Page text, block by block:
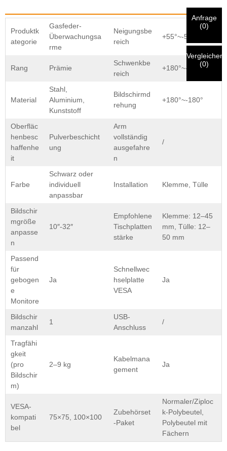
Produktk
ategorie
Gasfeder-
Überwachungsa
rme
Neigungsbe
reich
+55°~-5°
Rang Prämie
Schwenkbe
reich
+180°~-180°
Material
Stahl,
Aluminium,
Kunststoff
Bildschirmd
rehung
+180°~-180°
Oberfläc
henbesc
haffenhe
it
Pulverbeschicht
ung
Arm
vollständig
ausgefahre
n
/
Farbe
Schwarz oder
individuell
anpassbar
Installation Klemme, Tülle
Bildschir
mgröße
anpasse
n
10″-32″
Empfohlene
Tischplatten
stärke
Klemme: 12–45
mm, Tülle: 12–
50 mm
Passend
für
gebogen
e
Monitore
Ja
Schnellwec
hselplatte
VESA
Ja
Bildschir
manzahl
1
USB-
Anschluss
/
Tragfähi
gkeit
(pro
Bildschir
m)
2–9 kg
Kabelmana
gement
Ja
VESA-
kompati
bel
75×75, 100×100
Zubehörset
-Paket
Normaler/Ziploc
k-Polybeutel,
Polybeutel mit
Fächern
Ich bin
Neuer Besucher Geh zurück Einreichen
Bitte vor dem Absenden
Informationen
sindRICHTIG.Falsche Informationen führen dazu, dass die
versendeten Materialien nicht zufriedenstellend
Informationen zur Authentifizierung und Autorisierung.
Sobald die
Nach erfolgter Identitätsprüfung erhalten Sie eine E-Mail-
Anfrage
(0)
Vergleichen
(0)